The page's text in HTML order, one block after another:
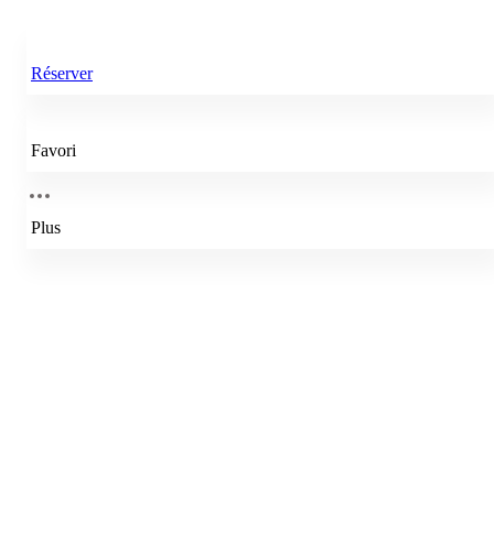
Réserver
Favori
Plus